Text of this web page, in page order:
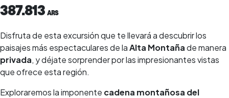
387.813 ARS
Disfruta de esta excursión que te llevará a descubrir los
paisajes más espectaculares de laAlta Montañade manera
privada, y déjate sorprender por las impresionantes vistas
que ofrece esta región.
Exploraremos la imponente cadena montañosa del